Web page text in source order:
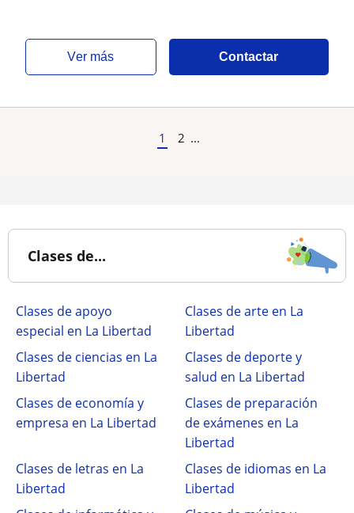
ver más Contactar
1 2 ...
Clases de...
Clases de apoyo
especial en La Libertad
Clases de arte en La
Libertad
Clases de ciencias en La
Libertad
Clases de deporte y
salud en La Libertad
Clases de economía y
empresa en La Libertad
Clases de preparación
de exámenes en La
Libertad
Clases de letras en La
Libertad
Clases de idiomas en La
Libertad